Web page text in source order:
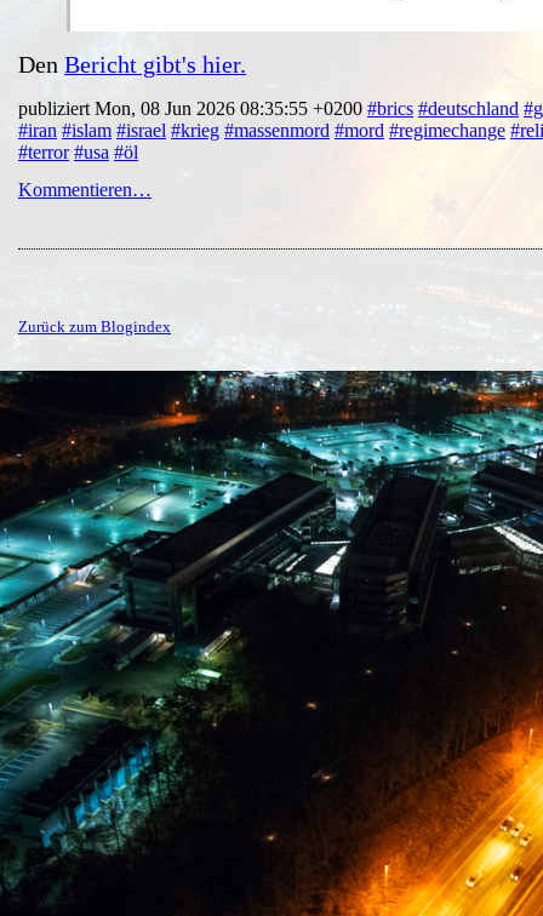
Den Bericht gibt's hier.
publiziert Mon, 08 Jun 2026 08:35:55 +0200 #brics #deutschland
#iran #islam #israel #krieg #massenmord #mord #regimechange
#terror #usa #öl
Kommentieren…
Zurück zum Blogindex